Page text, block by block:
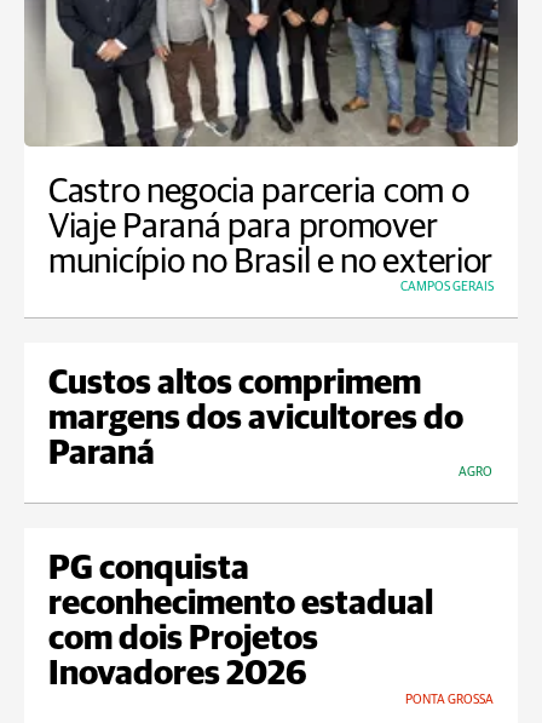
Castro negocia parceria com o
Viaje Paraná para promover
município no Brasil e no exterior
CAMPOS GERAIS
Custos altos comprimem
margens dos avicultores do
Paraná
AGRO
PG conquista
reconhecimento estadual
com dois Projetos
Inovadores 2026
PONTA GROSSA